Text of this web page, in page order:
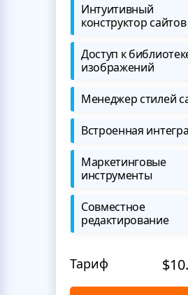
Интуитивный
конструктор сайтов
Доступ к
изображений
Менеджер стилей
Встроенная
Маркетинговые
инструменты
Совместное
редактирование
Тариф